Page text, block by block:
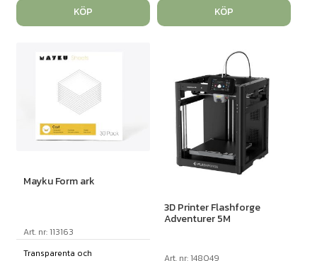
KÖP KÖP
Mayku Form ark
Art. nr: 113163
Transparenta och
3D Printer Flashforge
Adventurer 5M
Art. nr: 148049